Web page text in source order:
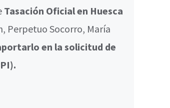
Tasación Oficial en Huesca
Perpetuo Socorro, María
en la solicitud de